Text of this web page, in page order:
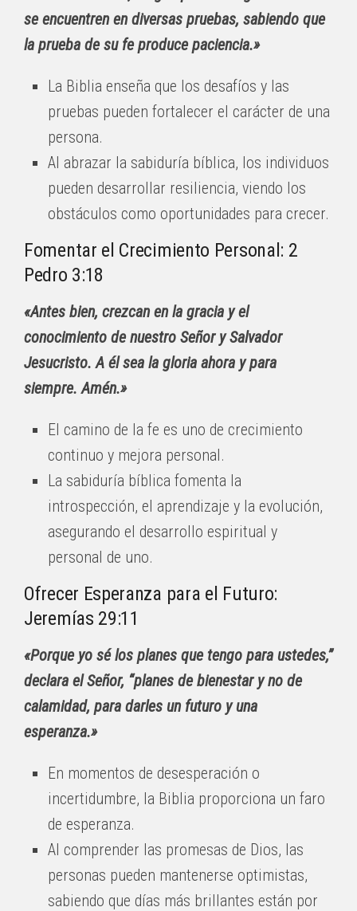
se encuentren en diversas pruebas, sabiendo que
la prueba de su fe produce paciencia.»
La Biblia enseña que los desafíos y las
pruebas pueden fortalecer el carácter de una
persona.
Al abrazar la sabiduría bíblica, los individuos
pueden desarrollar resiliencia, viendo los
obstáculos como oportunidades para crecer.
Fomentar el Crecimiento Personal: 2
Pedro 3:18
«Antes bien, crezcan en la gracia y el
conocimiento de nuestro Señor y Salvador
Jesucristo. A él sea la gloria ahora y para
siempre. Amén.»
El camino de la fe es uno de crecimiento
continuo y mejora personal.
La sabiduría bíblica fomenta la
introspección, el aprendizaje y la evolución,
asegurando el desarrollo espiritual y
personal de uno.
Ofrecer Esperanza para el Futuro:
Jeremías 29:11
«Porque yo sé los planes que tengo para ustedes,”
declara el Señor, “planes de bienestar y no de
calamidad, para darles un futuro y una
esperanza.»
En momentos de desesperación o
incertidumbre, la Biblia proporciona un faro
de esperanza.
Al comprender las promesas de Dios, las
personas pueden mantenerse optimistas,
sabiendo que días más brillantes están por